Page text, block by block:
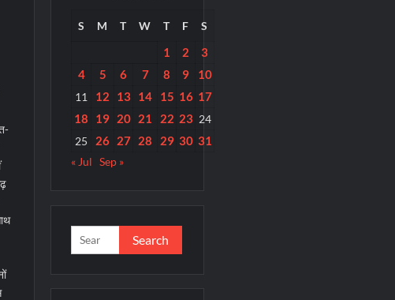
S M T W T F S
1 2
3
4
5 6 7 8 9 10
11 12 13 14 15 16 17
18
19 20 21 22 23 24
25
26 27 28 29 30 31
« Jul Sep »
Search
for: